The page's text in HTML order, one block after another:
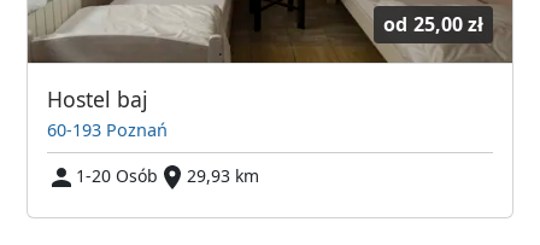
od 25,00 zł
Hostel baj
60-193 Poznań
1-20 Osób
29,93 km